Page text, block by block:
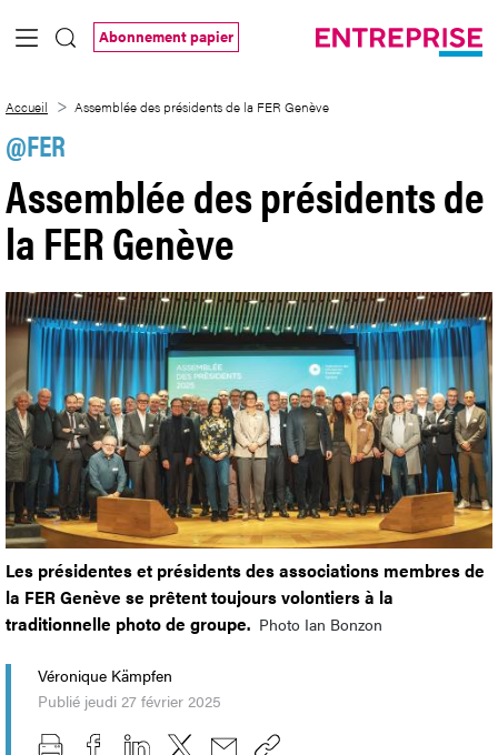
Saut au contenu principal
Abonnement papier
Accueil Assemblée des présidents de la FER Genève
@FER
Assemblée des présidents de
la FER Genève
Les présidentes et présidents des associations membres de
la FER Genève se prêtent toujours volontiers à la
traditionnelle photo de groupe. Photo Ian Bonzon
Véronique Kämpfen
Publié jeudi 27 février 2025